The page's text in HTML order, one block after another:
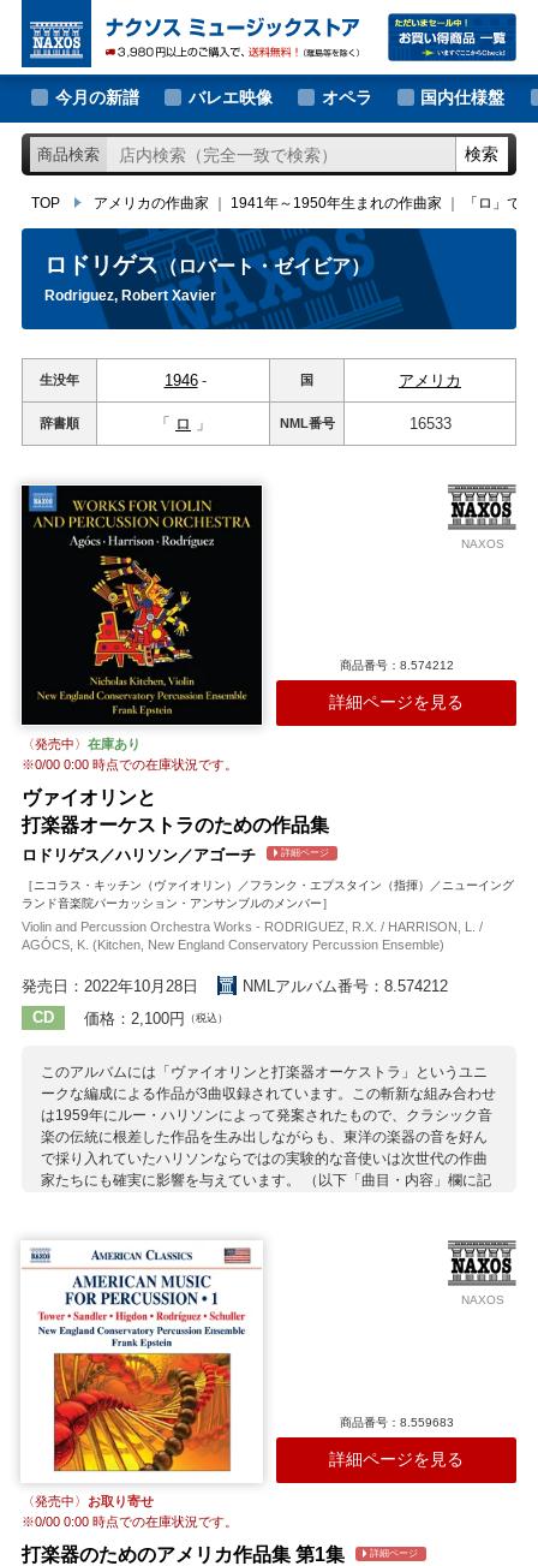
大作曲家の新譜
著名作曲家の新譜
マイナー作曲家の新譜
月別新譜一覧
今月の新譜 バレエ映像 オペラ 国内仕様盤
商品検索 検索
TOP アメリカの作曲家 1941年～1950年生まれの作曲家 「ロ」で
TOP アメリカの作曲家｜1941年～1950年生まれの作曲家｜「ロ」では
ロドリゲス（ロバート・ゼイビア）
Rodriguez, Robert Xavier
生没年 1946 - 国 アメリカ
辞書順 「 ロ 」 NML番号 16533
NAXOS
商品番号：8.574212
詳細ページを見る
〈発売中〉 在庫あり
※0/00 0:00時点での在庫状況です。
ヴァイオリンと
打楽器オーケストラのための作品集
ロドリゲス／ハリソン／アゴーチ 詳細ページ
［ニコラス・キッチン（ヴァイオリン）／フランク・エプスタイン（指揮）／ニューイング
ランド音楽院パーカッション・アンサンブルのメンバー］
Violin and Percussion Orchestra Works - RODRIGUEZ, R.X. / HARRISON, L. /
AGÓCS, K. (Kitchen, New England Conservatory Percussion Ensemble)
発売日：2022年10月28日
NMLアルバム番号：8.574212
CD
価格：2,100円 （税込）
このアルバムには「ヴァイオリンと打楽器オーケストラ」というユニ
ークな編成による作品が3曲収録されています。この斬新な組み合わせ
は1959年にルー・ハリソンによって発案されたもので、クラシック音
楽の伝統に根差した作品を生み出しながらも、東洋の楽器の音を好ん
で採り入れていたハリソンならではの実験的な音使いは次世代の作曲
家たちにも確実に影響を与えています。 （以下「曲目・内容」欄に記
アゴーチ
ハリソン ロドリゲス
NAXOS
商品番号：8.559683
詳細ページを見る
〈発売中〉 お取り寄せ
※0/00 0:00時点での在庫状況です。
打楽器のためのアメリカ作品集 第1集 詳細ページ